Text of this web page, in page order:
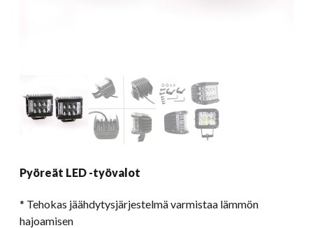
Pyöreät LED -työvalot
* Tehokas jäähdytysjärjestelmä varmistaa lämmön
hajoamisen